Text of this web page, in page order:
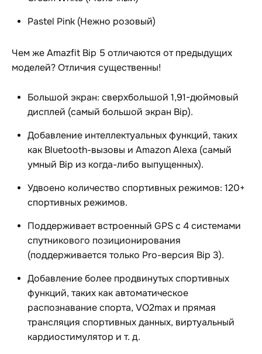
Pastel Pink (Нежно розовый)
Чем же Amazfit Bip 5 отличаются от предыдущих
моделей? Отличия существенны!
Большой экран: сверхбольшой 1,91-дюймовый
дисплей (самый большой экран Bip).
Добавление интеллектуальных функций, таких
как Bluetooth-вызовы и Amazon Alexa (самый
умный Bip из когда-либо выпущенных).
Удвоено количество спортивных режимов: 120+
спортивных режимов.
Поддерживает встроенный GPS с 4 системами
спутникового позиционирования
(поддерживается только Pro-версия Bip 3).
Добавление более продвинутых спортивных
функций, таких как автоматическое
распознавание спорта, VO2max и прямая
трансляция спортивных данных, виртуальный
кардиостимулятор и т. д.